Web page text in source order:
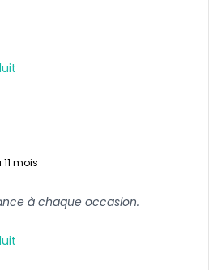
11 mois
à chaque occasion.